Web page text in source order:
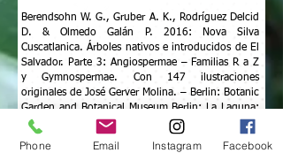
Berendsohn W. G., Gruber A. K., Rodríguez Delcid
D. & Olmedo Galán P. 2016: Nova Silva
Cuscatlanica. Árboles nativos e introducidos de El
Salvador. Parte 3: Angiospermae – Familias R a Z
y Gymnospermae. Con 147 ilustraciones
originales de José Gerver Molina. – Berlin: Botanic
Garden and Botanical Museum Berlin; La Laguna:
Asociación Jardín Botánico La Laguna. – Englera
29(3).
https://doi.org/10.3372/en.29.293
Phone Email Instagram Facebook